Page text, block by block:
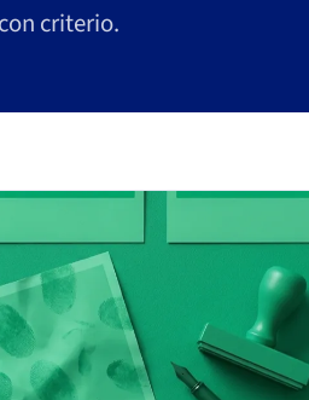
criterio.